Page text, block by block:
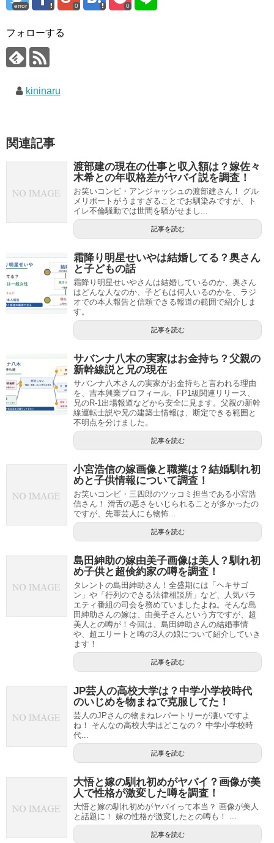
error 0 0
フォローする
kininaru
関連記事
渡部建の現在の仕事と収入額は？嫁佐々
木希との年収格差がヤバイ説を調査！
お笑いコンビ・アンジャッシュの渡部建さん！ グル
メリポートがうますぎることでお馴染みですが、ト
イレ不倫騒動では世間を騒がせまし...
記事を読む
霜降り明星せいやは結婚してる？奥さん
と子どもの話
霜降り明星せいやさんは結婚しているのか、奥さん
はどんな人なのか、子どもは何人いるのかを、ラジ
オでの本人報告と信頼できる報道の範囲で紹介しま
す。
記事を読む
サバンナ八木の実家はお金持ち？父親の
新幹線説と兄の現在
サバンナ八木さんの実家がお金持ちと言われる理由
を、吉本興業プロフィール、FP1級関連リリース、
兄のR-1出場報道などから安全に見ます。父親の新幹
線運転士説や兄の建築士情報は、断定できる範囲と
不明点を分けました。
記事を読む
小宮浩信の嫁画像と職業は？結婚馴れ初
めと子供情報について調査！
お笑いコンビ・三四郎のツッコミ担当である小宮浩
信さん！ 滑舌の悪さをいじられることが多かったの
ですが、先輩芸人にも物怖...
記事を読む
島田紳助の嫁由美子画像は美人？馴れ初
め子供と超倹約家の噂を調査！
タレントの島田紳助さん！全盛期には「ヘキサゴ
ン」や「行列のできる法律相談所」など、人気バラ
エティ番組の司会を務めていましたよね。そんな島
田紳助さんの嫁は、由美子さんという方ですが、超
美人との噂が！今回は、島田紳助さんの結婚事情
や、超エリートと噂の3人の娘について紹介していき
ます！
記事を読む
JP芸人の高校大学は？中学小学校時代
のいじめを物まねで克服してた！
芸人のJPさんの物まねレパートリーが凄いですよ
ね！ そんなの高校大学はどこなの？ 中学小学校時
代...
記事を読む
大悟と嫁の馴れ初めがヤバイ？画像が美
人で性格が激変した噂を調査！
大悟と嫁の馴れ初めがヤバイって本当？ 画像が美人
と話題に！ 嫁の性格が激変したとの噂も！ ...
記事を読む